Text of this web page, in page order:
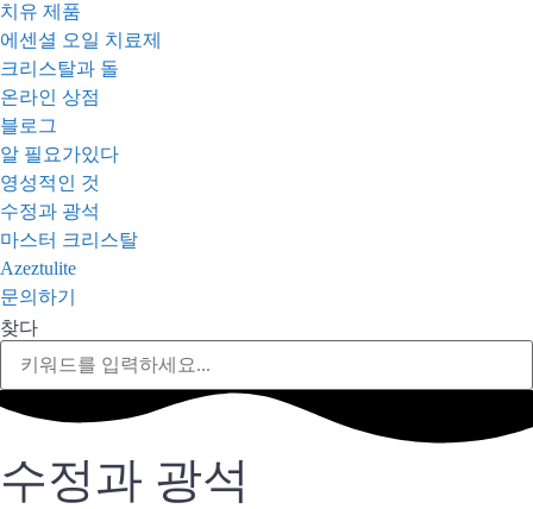
치유 제품
에센셜 오일 치료제
크리스탈과 돌
온라인 상점
블로그
알 필요가있다
영성적인 것
수정과 광석
마스터 크리스탈
Azeztulite
문의하기
찾다
수정과 광석